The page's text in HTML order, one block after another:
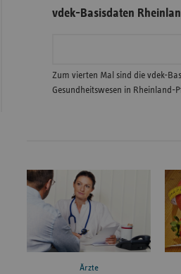
vdek-Basisdaten
Zum vierten Mal sind die vdek-
Gesundheitswesen in Rheinland-
Ärzte